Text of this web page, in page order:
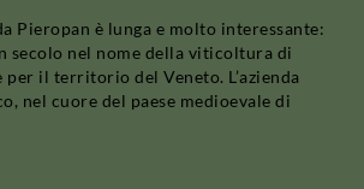
Pieropan è lunga e molto interessante:
secolo nel nome della viticoltura di
per il territorio del Veneto. L’azienda
nel cuore del paese medioevale di